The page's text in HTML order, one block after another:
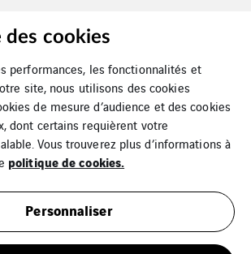
Fiches & Vidéos
des cookies
performances, les fonctionnalités et
site, nous utilisons des cookies
de mesure d’audience et des cookies
dont certains requièrent votre
Vous trouverez plus d’informations à
politique de cookies.
Personnaliser